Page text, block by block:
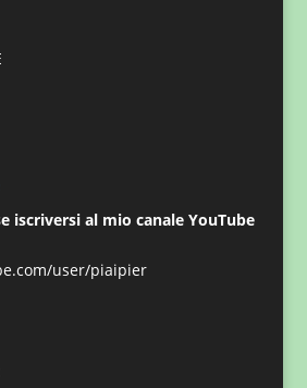
iscriversi al mio canale YouTube
user/piaipier